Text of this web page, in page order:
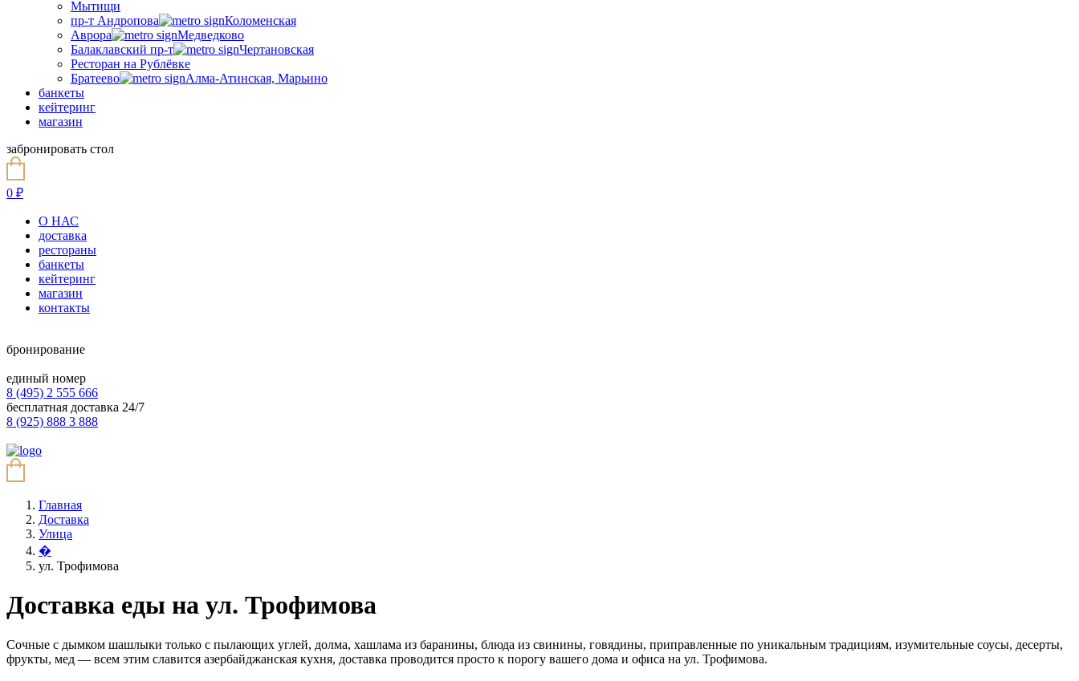
Мытищи
пр-т Андропова
Коломенская
Аврора
Медведково
Балаклавский пр-т
Чертановская
Ресторан на Рублёвке
Братеево
Алма-Атинская, Марьино
банкеты
кейтеринг
магазин
забронировать стол
0 ₽
О НАС
доставка
рестораны
банкеты
кейтеринг
магазин
контакты
бронирование
единый номер
8 (495) 2 555 666
бесплатная доставка 24/7
8 (925) 888 3 888
Главная
Доставка
Улица
�
ул. Трофимова
Доставка еды на ул. Трофимова
Сочные с дымком шашлыки только с пылающих углей, долма, хашлама из баранины, блюда из свинины, говядины, приправленные по уникальным традициям, изумительные соусы, десерты,
фрукты, мед — всем этим славится азербайджанская кухня, доставка проводится просто к порогу вашего дома и офиса на ул. Трофимова.